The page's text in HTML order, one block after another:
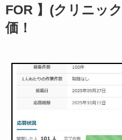
FOR 】(クリニッ
価！